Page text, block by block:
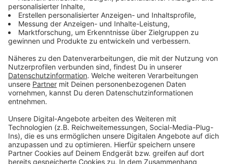
Sonntag, 29. September 2019 – „Leverkusen-Kölner
Sprengstoff-Tour“ (mit dem Rad)
Sonntag, 13. Oktober 2019 – „Kunst und Kultur in
Sonntag, 03. November 2019 – „Stadtspaziergang
Opladen“
Sonntag, 08. Dezember 2019 – „Die beiden Kirchen in
der Waldsiedlung“
Wer Interesse an einer Ausbildung zum Gästeführer
hat kann sich bei Dr. Ellen Lorentz melden – Tel.: 0214
31491525.